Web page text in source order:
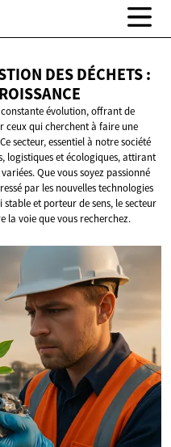
DES DÉCHETS :
évolution, offrant de
ceux qui cherchent à faire une
secteur, essentiel à notre société
logistiques et écologiques, attirant
Que vous soyez passionné
par les nouvelles technologies
et porteur de sens, le secteur
la voie que vous recherchez.